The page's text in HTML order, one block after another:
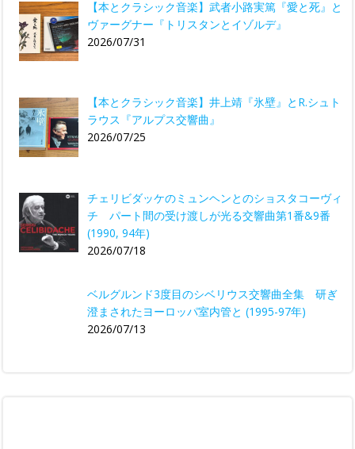
【本とクラシック音楽】武者小路実篤『愛と死』と
ヴァーグナー『トリスタンとイゾルデ』
2026/07/31
【本とクラシック音楽】井上靖『氷壁』とR.シュト
ラウス『アルプス交響曲』
2026/07/25
チェリビダッケのミュンヘンとのショスタコーヴィ
チ パート間の受け渡しが光る交響曲第1番&9番
(1990, 94年)
2026/07/18
ベルグルンド3度目のシベリウス交響曲全集 研ぎ
澄まされたヨーロッパ室内管と (1995-97年)
2026/07/13